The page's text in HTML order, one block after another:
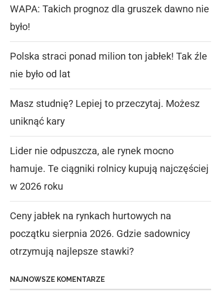
WAPA: Takich prognoz dla gruszek dawno nie
było!
Polska straci ponad milion ton jabłek! Tak źle
nie było od lat
Masz studnię? Lepiej to przeczytaj. Możesz
uniknąć kary
Lider nie odpuszcza, ale rynek mocno
hamuje. Te ciągniki rolnicy kupują najczęściej
w 2026 roku
Ceny jabłek na rynkach hurtowych na
początku sierpnia 2026. Gdzie sadownicy
otrzymują najlepsze stawki?
NAJNOWSZE KOMENTARZE